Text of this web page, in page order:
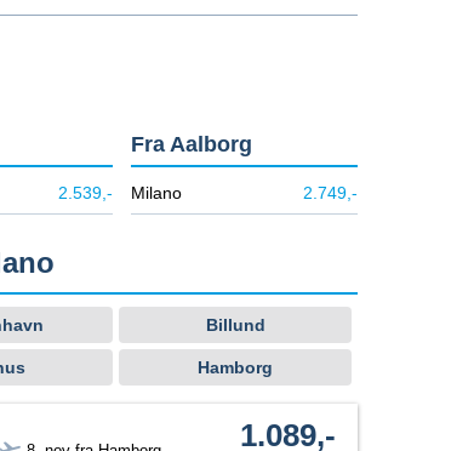
2.539,-
Fra Aalborg
Milano 2.749,-
Billund
Hamborg
1.089,-